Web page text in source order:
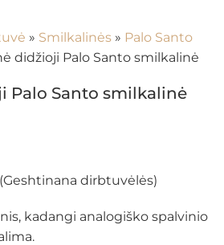
» Smilkalinės » Palo Santo
didžioji Palo Santo smilkalinė
Palo Santo smilkalinė
dirbtuvėlės)
kadangi analogiško spalvinio